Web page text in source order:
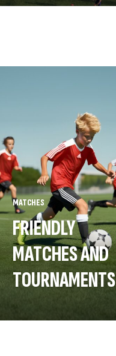
MATCHES
FRIENDLY
MATCHES AND
TOURNAMENTS